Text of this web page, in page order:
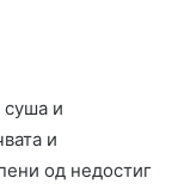
суша и
и
од недостиг